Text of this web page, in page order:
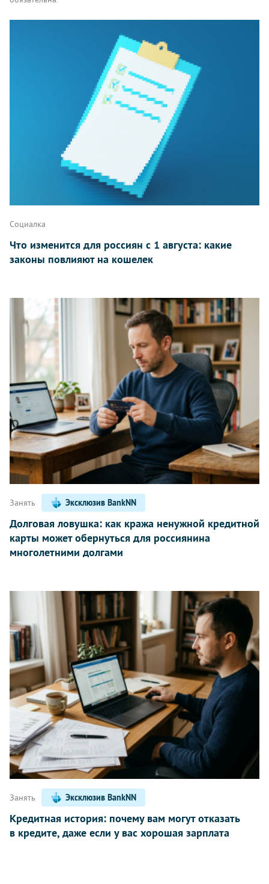
Написать
Социалка
Что изменится для россиян с 1 августа: какие
законы повлияют на кошелек
Занять Эксклюзив BankNN
Долговая ловушка: как кража ненужной кредитной
карты может обернуться для россиянина
многолетними долгами
Занять Эксклюзив BankNN
Кредитная история: почему вам могут отказать
в кредите, даже если у вас хорошая зарплата